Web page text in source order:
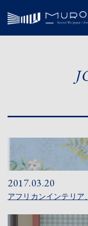
2017.03.20
アフリカンインテリア